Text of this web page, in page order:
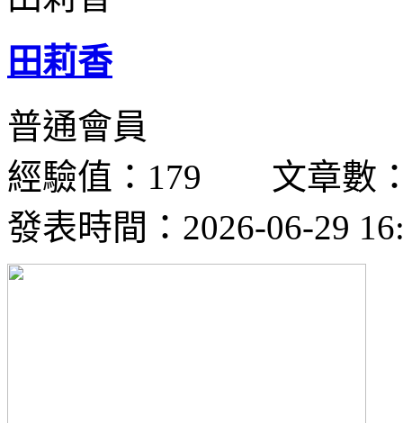
田莉香
普通會員
經驗值：179 文章數
發表時間：2026-06-29